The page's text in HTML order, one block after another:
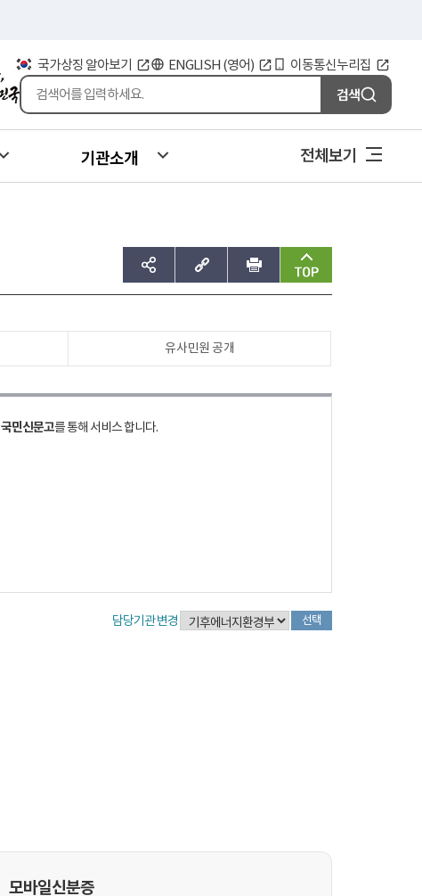
국가상징 알아보기 ENGLISH (영어) 이동통신누리집
검색
기관소개 전체보기
sns공유하기 주소복사 인쇄 맨위로
유사민원 공개
국민신문고를 통해 서비스 합니다.
담당기관 변경